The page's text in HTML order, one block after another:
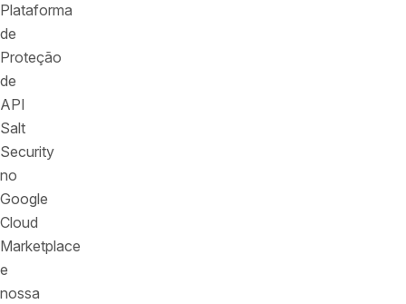
Plataforma
de
Proteção
de
API
Salt
Security
no
Google
Cloud
Marketplace
e
nossa